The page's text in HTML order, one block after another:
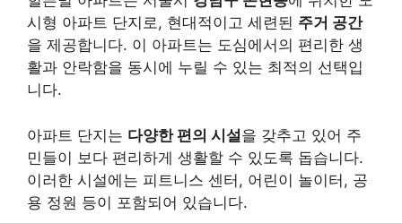
시형 아파트 단지로, 현대적이고 세련된 주거 공간
을 제공합니다. 이 아파트는 도심에서의 편리한 생
활과 안락함을 동시에 누릴 수 있는 최적의 선택입
니다.
아파트 단지는 다양한 편의 시설을 갖추고 있어 주
민들이 보다 편리하게 생활할 수 있도록 돕습니다.
이러한 시설에는 피트니스 센터, 어린이 놀이터, 공
용 정원 등이 포함되어 있습니다.